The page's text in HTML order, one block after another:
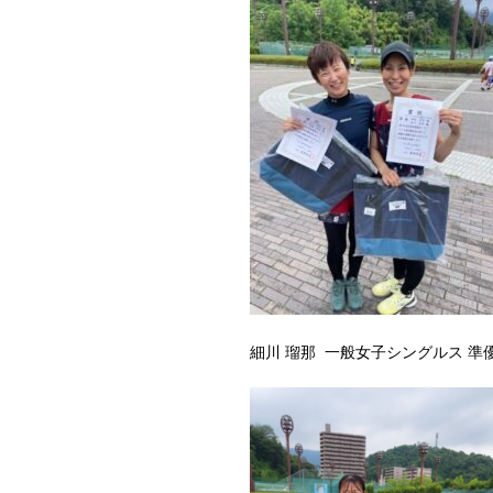
細川 瑠那 一般女子シングルス 準